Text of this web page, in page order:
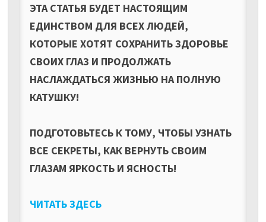
ЭТА СТАТЬЯ БУДЕТ НАСТОЯЩИМ
ЕДИНСТВОМ ДЛЯ ВСЕХ ЛЮДЕЙ,
КОТОРЫЕ ХОТЯТ СОХРАНИТЬ ЗДОРОВЬЕ
СВОИХ ГЛАЗ И ПРОДОЛЖАТЬ
НАСЛАЖДАТЬСЯ ЖИЗНЬЮ НА ПОЛНУЮ
КАТУШКУ!
ПОДГОТОВЬТЕСЬ К ТОМУ, ЧТОБЫ УЗНАТЬ
ВСЕ СЕКРЕТЫ, КАК ВЕРНУТЬ СВОИМ
ГЛАЗАМ ЯРКОСТЬ И ЯСНОСТЬ!
ЧИТАТЬ ЗДЕСЬ